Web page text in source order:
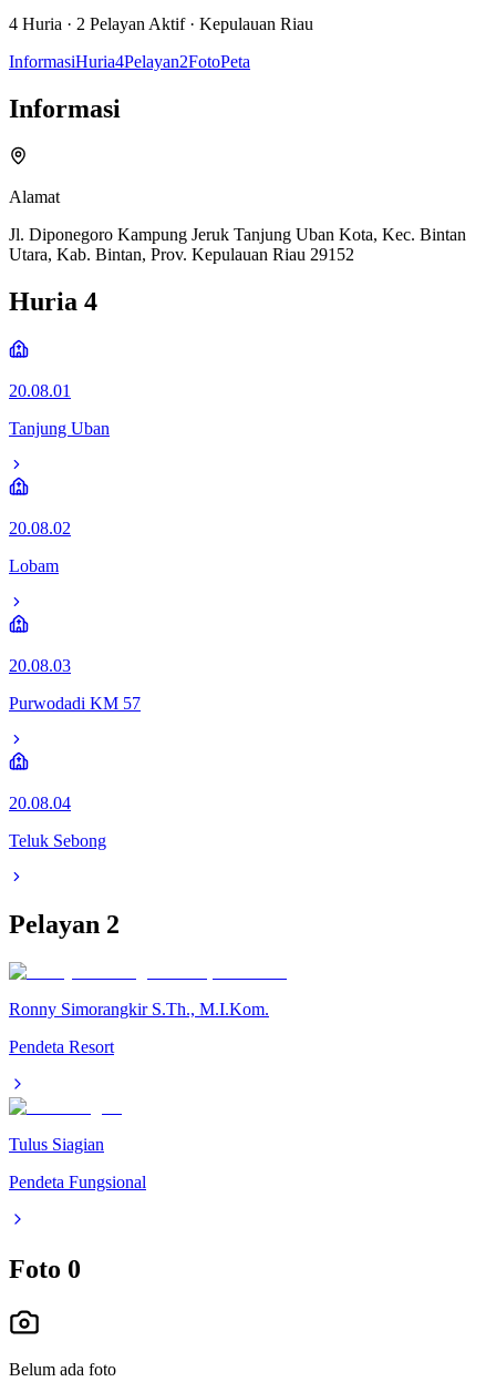
4 Huria · 2 Pelayan Aktif· Kepulauan Riau
InformasiHuria4Pelayan2FotoPeta
Informasi
Alamat
Jl. Diponegoro Kampung Jeruk Tanjung Uban Kota, Kec. Bintan
Utara, Kab. Bintan, Prov. Kepulauan Riau 29152
Huria 4
20.08.01
Tanjung Uban
20.08.02
Lobam
20.08.03
Purwodadi KM 57
20.08.04
Teluk Sebong
Pelayan 2
Ronny Simorangkir S.Th., M.I.Kom.
Pendeta Resort
Tulus Siagian
Pendeta Fungsional
Foto 0
Belum ada foto